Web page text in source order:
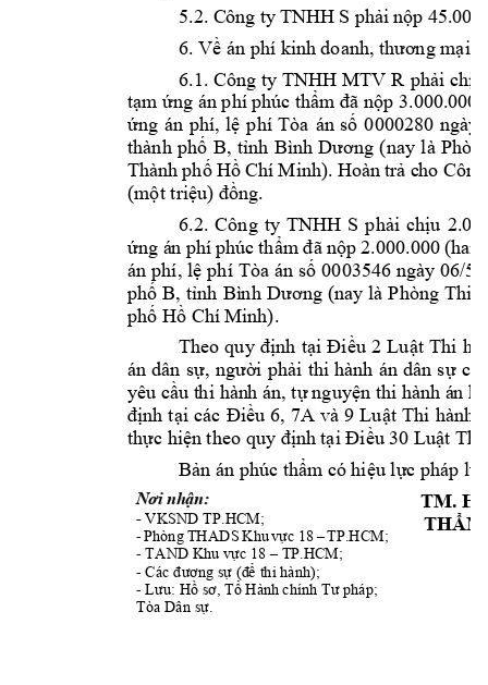
5.2. Công ty TNHH S phải nộp 45.000.
6. Về án phí kinh doanh, thương mại
6.1. Công ty TNHH MTV R phải ch
tạm ứng án phí phúc thẩm đã nộp 3.000.000
ứng án phí, lệ phí Tòa án số 0000280 ngày
thành phố B, tỉnh Bình Dương (nay là
Thành phố Hồ Chí Minh). Hoàn trả cho
(một triệu) đồng.
6.2. Công ty TNHH S phải chịu
ứng án phí phúc thẩm đã nộp 2.000.000 (hai
án phí, lệ phí Tòa án số 0003546 ngày 06/
phố B, tỉnh Bình Dương (nay là Phòng Thi
phố Hồ Chí Minh).
Theo quy định tại Điều 2 Luật Thi
án dân sự, người phải thi hành án dân sự có
yêu cầu thi hành án, tựnguyện thi hành án ho
định tại các Điều 6, 7A và 9 Luật Thi hành
thực hiện theo quy định tại Điều 30 Luật Thi
Bản án phúc thẩm có hiệu lực pháp lu
Nơi nhận:
- VKSND TP.HCM;
- Phòng THADS Khu vực 18 –TP.HCM;
- TAND Khu vực 18 – TP.HCM;
- Các đương sự (để thi hành);
- Lưu: Hồ sơ, Tổ Hành chính Tư pháp;
Tòa Dân sự.
TM. H
THẨ